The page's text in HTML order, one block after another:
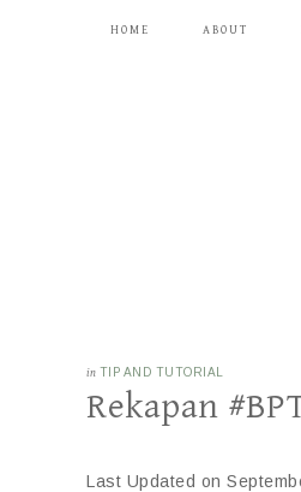
HOME ABOUT
in TIP AND TUTORIAL
Rekapan
Last Updated on